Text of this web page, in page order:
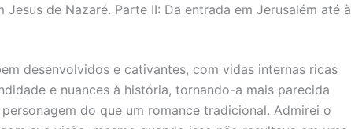
Jesus de Nazaré. Parte II: Da entrada em Jerusalém até à
desenvolvidos e cativantes, com vidas internas ricas
e nuances à história, tornando-a mais parecida
do que um romance tradicional. Admirei o